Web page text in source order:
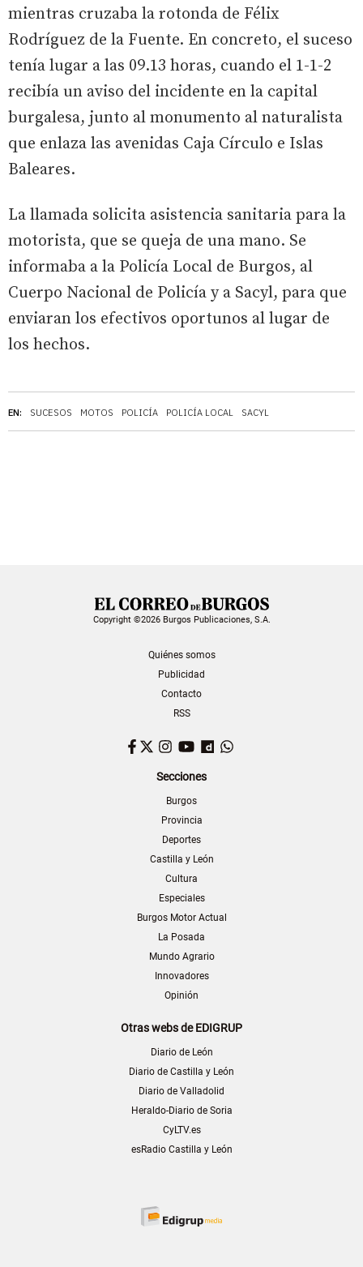
EN: SUCESOS MOTOS POLICÍA POLICÍA LOCAL SACYL
mientras cruzaba la rotonda de Félix
Rodríguez de la Fuente. En concreto, el suceso
tenía lugar a las 09.13 horas, cuando el 1-1-2
recibía un aviso del incidente en la capital
burgalesa, junto al monumento al naturalista
que enlaza las avenidas Caja Círculo e Islas
Baleares.
La llamada solicita asistencia sanitaria para la
motorista, que se queja de una mano. Se
informaba a la Policía Local de Burgos, al
Cuerpo Nacional de Policía y a Sacyl, para que
enviaran los efectivos oportunos al lugar de
los hechos.
Copyright ©2026 Burgos Publicaciones, S.A.
Quiénes somos
Publicidad
Contacto
RSS
Facebook
TwitterInstagram
YouTubeDailymotion
Secciones
Burgos
Provincia
Deportes
Castilla y León
Cultura
Especiales
Burgos Motor Actual
La Posada
Mundo Agrario
Innovadores
Opinión
Otras webs de EDIGRUP
Diario de León
Diario de Castilla y León
Diario de Valladolid
Heraldo-Diario de Soria
CyLTV.es
esRadio Castilla y León